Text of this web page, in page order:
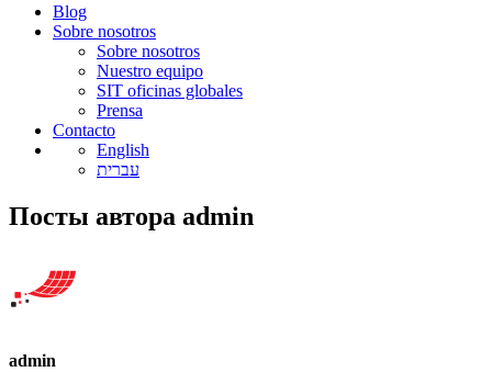
Blog
Sobre nosotros
Sobre nosotros
Nuestro equipo
SIT oficinas globales
Prensa
Contacto
English
עברית
Посты автора admin
admin